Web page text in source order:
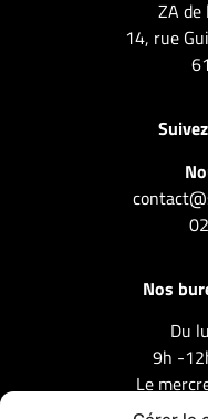
ZA
14, rue
Nos
Du
9h -
Le